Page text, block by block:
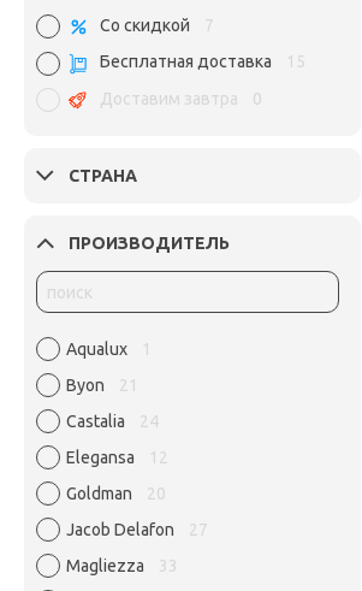
Со скидкой
7
Бесплатная доставка
15
Доставим завтра
0
СТРАНА
ПРОИЗВОДИТЕЛЬ
Aqualux
1
Byon
21
Castalia
24
Elegansa
12
Goldman
20
Jacob Delafon
27
Magliezza
33